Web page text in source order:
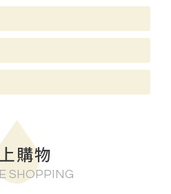
購物
SHOPPING